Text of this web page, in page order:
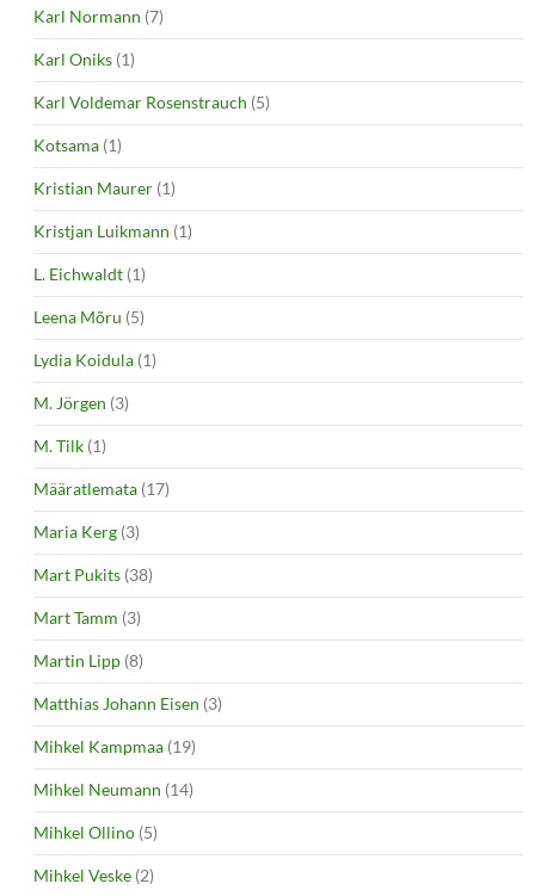
Karl Normann (7)
Karl Oniks (1)
Karl Voldemar Rosenstrauch (5)
Kotsama (1)
Kristian Maurer (1)
Kristjan Luikmann (1)
L. Eichwaldt (1)
Leena Mõru (5)
Lydia Koidula (1)
M. Jörgen (3)
M. Tilk (1)
Määratlemata (17)
Maria Kerg (3)
Mart Pukits (38)
Mart Tamm (3)
Martin Lipp (8)
Matthias Johann Eisen (3)
Mihkel Kampmaa (19)
Mihkel Neumann (14)
Mihkel Ollino (5)
Mihkel Veske (2)